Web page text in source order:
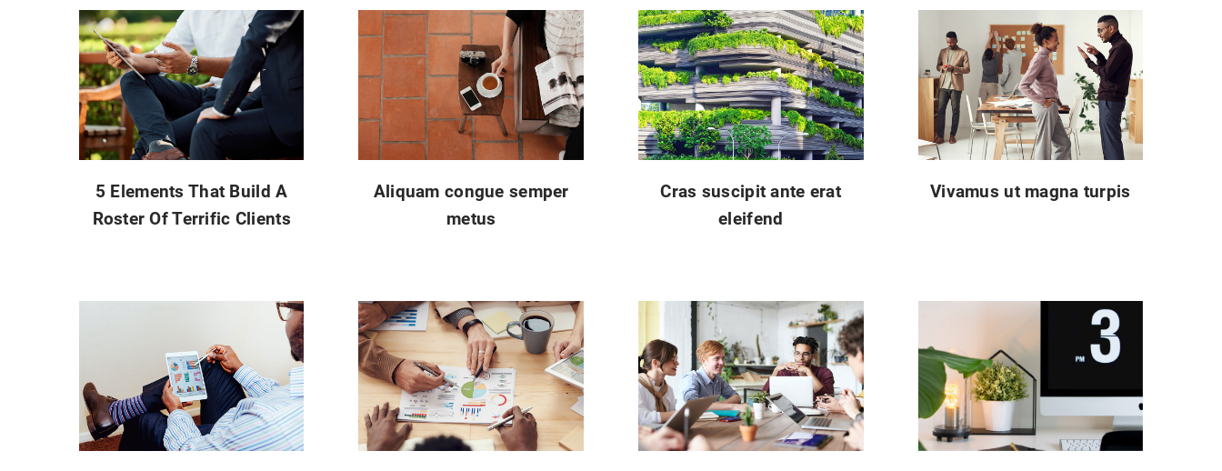
5 Elements That Build A
Roster Of Terrific Clients
Aliquam congue semper
metus
Cras suscipit ante erat
eleifend
Vivamus ut magna turpis